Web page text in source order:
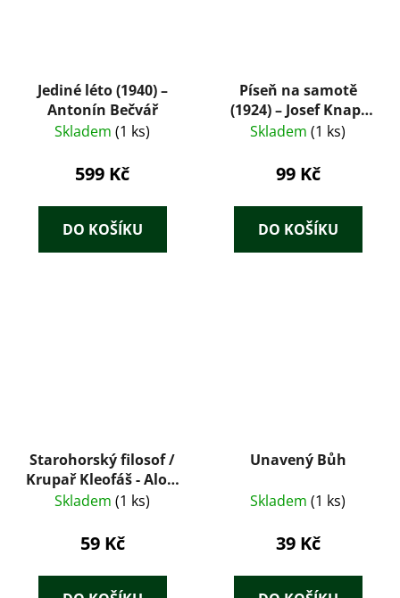
Jediné léto (1940) –
Antonín Bečvář
Skladem (1 ks)
599 Kč
DO KOŠÍKU
Píseň na samotě
(1924) – Josef Knap,
obálka Josef Kaplický
Skladem (1 ks)
99 Kč
DO KOŠÍKU
Starohorský filosof /
Krupař Kleofáš - Alois
Vojtěch Šmilovský
Skladem (1 ks)
59 Kč
Unavený Bůh
Skladem (1 ks)
39 Kč